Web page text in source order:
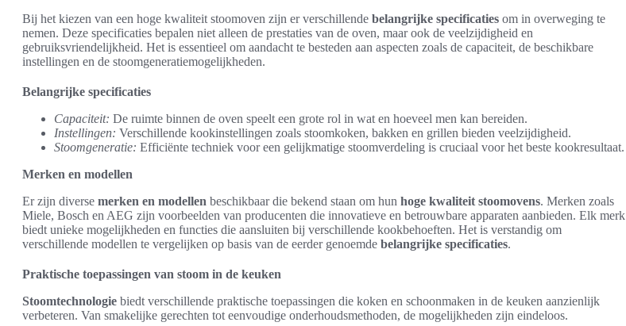
Bij het kiezen van een hoge kwaliteit stoomoven zijn er verschillende belangrijke specificaties om in overweging te
nemen. Deze specificaties bepalen niet alleen de prestaties van de oven, maar ook de veelzijdigheid en
gebruiksvriendelijkheid. Het is essentieel om aandacht te besteden aan aspecten zoals de capaciteit, de beschikbare
instellingen en de stoomgeneratiemogelijkheden.
Belangrijke specificaties
Capaciteit: De ruimte binnen de oven speelt een grote rol in wat en hoeveel men kan bereiden.
Instellingen: Verschillende kookinstellingen zoals stoomkoken, bakken en grillen bieden veelzijdigheid.
Stoomgeneratie: Efficiënte techniek voor een gelijkmatige stoomverdeling is cruciaal voor het beste kookresultaat.
Merken en modellen
Er zijn diverse merken en modellen beschikbaar die bekend staan om hun hoge kwaliteit stoomovens. Merken zoals
Miele, Bosch en AEG zijn voorbeelden van producenten die innovatieve en betrouwbare apparaten aanbieden. Elk merk
biedt unieke mogelijkheden en functies die aansluiten bij verschillende kookbehoeften. Het is verstandig om
verschillende modellen te vergelijken op basis van de eerder genoemde belangrijke specificaties.
Praktische toepassingen van stoom in de keuken
Stoomtechnologie biedt verschillende praktische toepassingen die koken en schoonmaken in de keuken aanzienlijk
verbeteren. Van smakelijke gerechten tot eenvoudige onderhoudsmethoden, de mogelijkheden zijn eindeloos.